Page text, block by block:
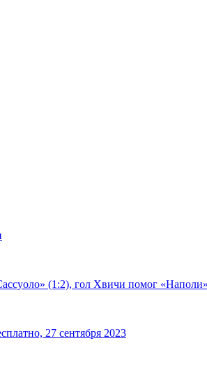
(1:2), гол Хвичи помог
27 сентября 2023